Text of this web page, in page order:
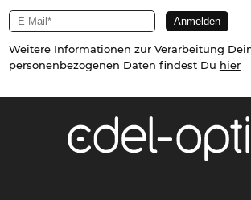
Weitere Informationen zur Verarbeitung
personenbezogenen Daten findest Du hier